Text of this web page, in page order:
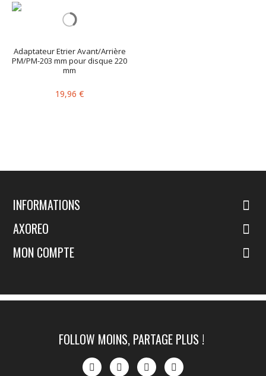
Adaptateur Etrier Avant/Arrière
PM/PM-203 mm pour disque 220
mm
19,96 €
INFORMATIONS
AXOREO
MON COMPTE
FOLLOW MOINS, PARTAGE PLUS !